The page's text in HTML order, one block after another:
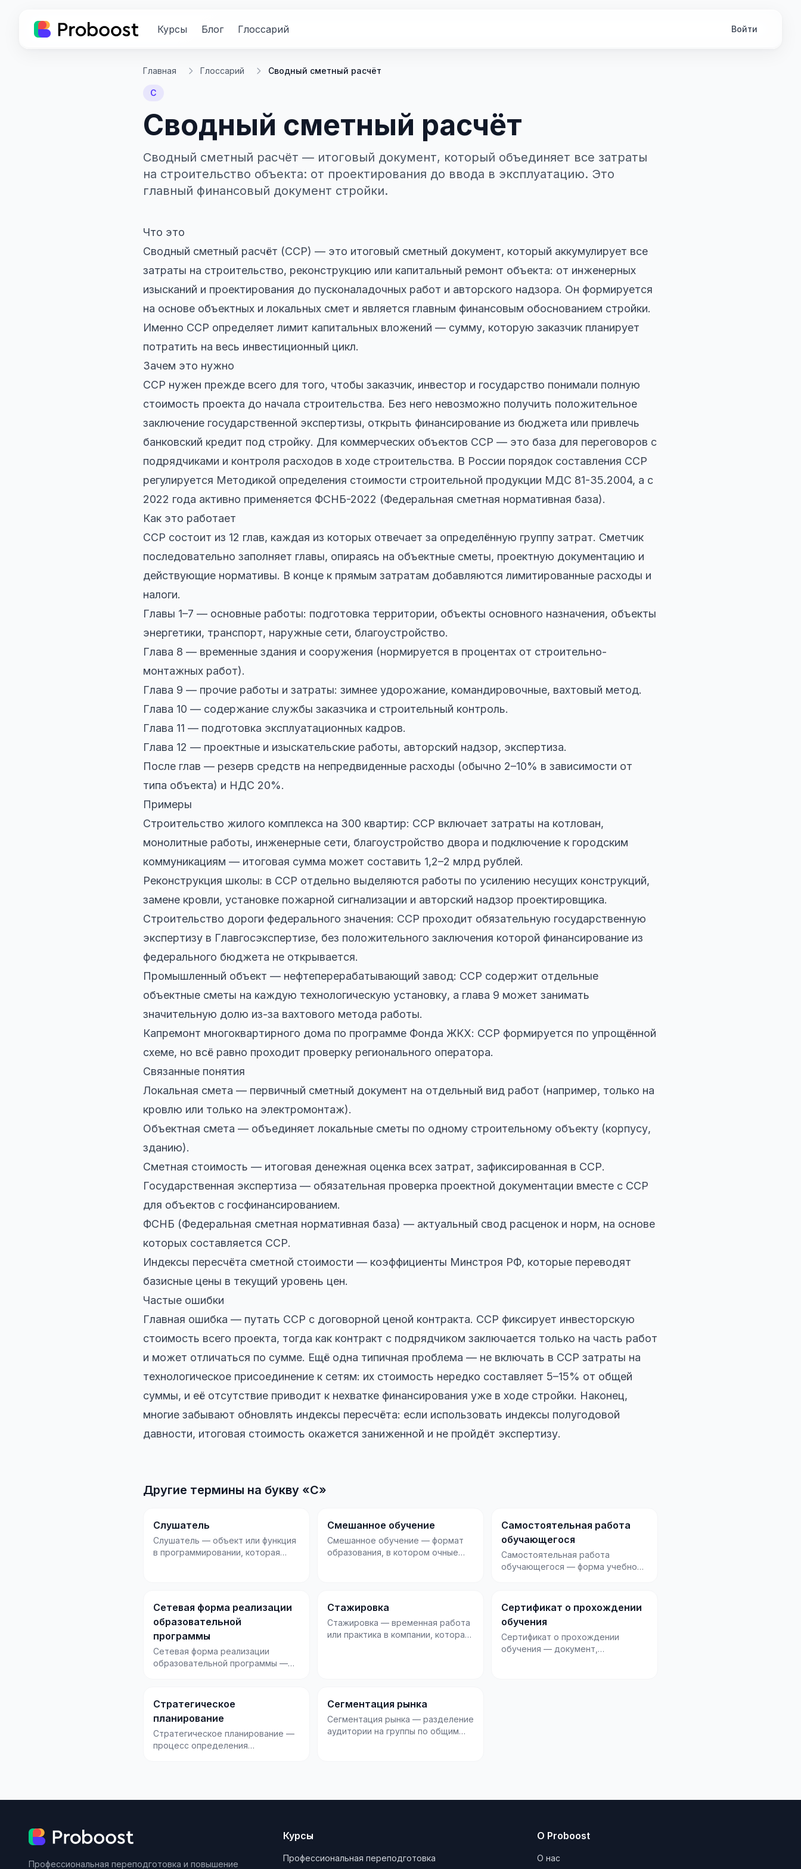
Курсы Блог Глоссарий Войти
Главная Глоссарий Сводный сметный расчёт
С
Сводный сметный расчёт
Сводный сметный расчёт — итоговый документ, который объединяет все затраты
на строительство объекта: от проектирования до ввода в эксплуатацию. Это
главный финансовый документ стройки.
Что это
Сводный сметный расчёт (ССР) — это итоговый сметный документ, который аккумулирует все
затраты на строительство, реконструкцию или капитальный ремонт объекта: от инженерных
изысканий и проектирования до пусконаладочных работ и авторского надзора. Он формируется
на основе объектных и локальных смет и является главным финансовым обоснованием стройки.
Именно ССР определяет лимит капитальных вложений — сумму, которую заказчик планирует
потратить на весь инвестиционный цикл.
Зачем это нужно
ССР нужен прежде всего для того, чтобы заказчик, инвестор и государство понимали полную
стоимость проекта до начала строительства. Без него невозможно получить положительное
заключение государственной экспертизы, открыть финансирование из бюджета или привлечь
банковский кредит под стройку. Для коммерческих объектов ССР — это база для переговоров с
подрядчиками и контроля расходов в ходе строительства. В России порядок составления ССР
регулируется Методикой определения стоимости строительной продукции МДС 81-35.2004, а с
2022 года активно применяется ФСНБ-2022 (Федеральная сметная нормативная база).
Как это работает
ССР состоит из 12 глав, каждая из которых отвечает за определённую группу затрат. Сметчик
последовательно заполняет главы, опираясь на объектные сметы, проектную документацию и
действующие нормативы. В конце к прямым затратам добавляются лимитированные расходы и
налоги.
Главы 1–7 — основные работы: подготовка территории, объекты основного назначения, объекты
энергетики, транспорт, наружные сети, благоустройство.
Глава 8 — временные здания и сооружения (нормируется в процентах от строительно-
монтажных работ).
Глава 9 — прочие работы и затраты: зимнее удорожание, командировочные, вахтовый метод.
Глава 10 — содержание службы заказчика и строительный контроль.
Глава 11 — подготовка эксплуатационных кадров.
Глава 12 — проектные и изыскательские работы, авторский надзор, экспертиза.
После глав — резерв средств на непредвиденные расходы (обычно 2–10% в зависимости от
типа объекта) и НДС 20%.
Примеры
Строительство жилого комплекса на 300 квартир: ССР включает затраты на котлован,
монолитные работы, инженерные сети, благоустройство двора и подключение к городским
коммуникациям — итоговая сумма может составить 1,2–2 млрд рублей.
Реконструкция школы: в ССР отдельно выделяются работы по усилению несущих конструкций,
замене кровли, установке пожарной сигнализации и авторский надзор проектировщика.
Строительство дороги федерального значения: ССР проходит обязательную государственную
экспертизу в Главгосэкспертизе, без положительного заключения которой финансирование из
федерального бюджета не открывается.
Промышленный объект — нефтеперерабатывающий завод: ССР содержит отдельные
объектные сметы на каждую технологическую установку, а глава 9 может занимать
значительную долю из-за вахтового метода работы.
Капремонт многоквартирного дома по программе Фонда ЖКХ: ССР формируется по упрощённой
схеме, но всё равно проходит проверку регионального оператора.
Связанные понятия
Локальная смета — первичный сметный документ на отдельный вид работ (например, только на
кровлю или только на электромонтаж).
Объектная смета — объединяет локальные сметы по одному строительному объекту (корпусу,
зданию).
Сметная стоимость — итоговая денежная оценка всех затрат, зафиксированная в ССР.
Государственная экспертиза — обязательная проверка проектной документации вместе с ССР
для объектов с госфинансированием.
ФСНБ (Федеральная сметная нормативная база) — актуальный свод расценок и норм, на основе
которых составляется ССР.
Индексы пересчёта сметной стоимости — коэффициенты Минстроя РФ, которые переводят
базисные цены в текущий уровень цен.
Частые ошибки
Главная ошибка — путать ССР с договорной ценой контракта. ССР фиксирует инвесторскую
стоимость всего проекта, тогда как контракт с подрядчиком заключается только на часть работ
и может отличаться по сумме. Ещё одна типичная проблема — не включать в ССР затраты на
технологическое присоединение к сетям: их стоимость нередко составляет 5–15% от общей
суммы, и её отсутствие приводит к нехватке финансирования уже в ходе стройки. Наконец,
многие забывают обновлять индексы пересчёта: если использовать индексы полугодовой
давности, итоговая стоимость окажется заниженной и не пройдёт экспертизу.
Другие термины на букву «С»
Слушатель
Слушатель — объект или функция
в программировании, которая
Смешанное обучение
Смешанное обучение — формат
образования, в котором очные
Самостоятельная работа
обучающегося
Самостоятельная работа
обучающегося — форма учебной
Сетевая форма реализации
образовательной
программы
Сетевая форма реализации
образовательной программы —
Стажировка
Стажировка — временная работа
или практика в компании, которая
Сертификат о прохождении
обучения
Сертификат о прохождении
обучения — документ,
Стратегическое
планирование
Стратегическое планирование —
процесс определения
Сегментация рынка
Сегментация рынка — разделение
аудитории на группы по общим
Профессиональная переподготовка и повышение
Курсы
Профессиональная переподготовка
О Proboost
О нас